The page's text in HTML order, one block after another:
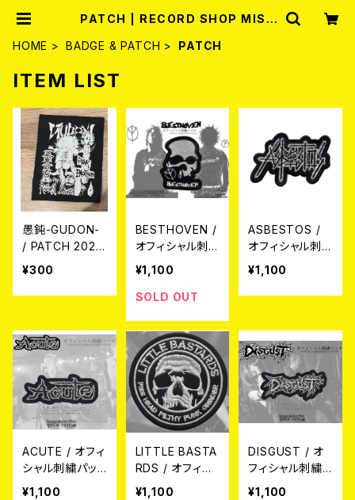
PATCH | RECORD SHOP MISE
HOME
BADGE & PATCH PATCH
ITEM LIST
愚鈍-GUDON-
/ PATCH 2024.
2.17
¥300
BESTHOVEN /
オフィシャル刺
繍パッチ
¥1,100
SOLD OUT
ASBESTOS /
オフィシャル刺
繍パッチ
¥1,100
ACUTE / オフィ
シャル刺繍パッ
チ
¥1,100
LITTLE BASTA
RDS / オフィシ
ャル刺繍パッチ
¥1,100
DISGUST / オ
フィシャル刺繍
パッチ
¥1,100